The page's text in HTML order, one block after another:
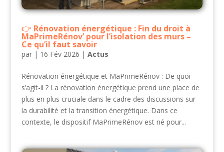
Rénovation énergétique : Fin du droit à
MaPrimeRénov’ pour l’isolation des murs –
Ce qu’il faut savoir
par | 16 Fév 2026 | Actus
Rénovation énergétique et MaPrimeRénov : De quoi
s’agit-il ? La rénovation énergétique prend une place de
plus en plus cruciale dans le cadre des discussions sur
la durabilité et la transition énergétique. Dans ce
contexte, le dispositif MaPrimeRénov est né pour...